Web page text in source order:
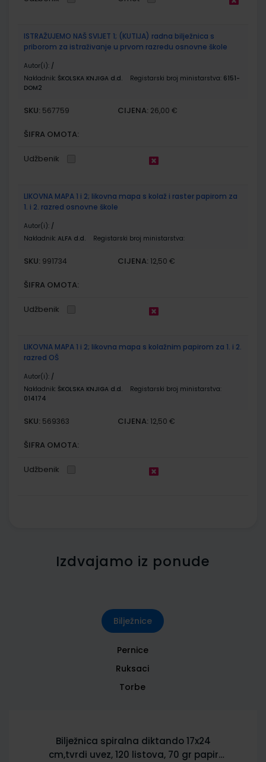
ISTRAŽUJEMO NAŠ SVIJET 1; (KUTIJA) radna bilježnica s
priborom za istraživanje u prvom razredu osnovne škole
Autor(i): /
Nakladnik: ŠKOLSKA KNJIGA d.d. Registarski broj ministarstva: 6151-
DOM2
SKU: 567759 CIJENA: 26,00 €
ŠIFRA OMOTA:
Udžbenik
LIKOVNA MAPA 1 i 2; likovna mapa s kolaž i raster papirom za
1. i 2. razred osnovne škole
Autor(i): /
Nakladnik: ALFA d.d. Registarski broj ministarstva:
SKU: 991734 CIJENA: 12,50 €
ŠIFRA OMOTA:
Udžbenik
LIKOVNA MAPA 1 i 2; likovna mapa s kolažnim papirom za 1. i 2.
razred OŠ
Autor(i): /
Nakladnik: ŠKOLSKA KNJIGA d.d.
Registarski broj ministarstva:
014174
SKU: 569363 CIJENA: 12,50 €
ŠIFRA OMOTA:
Udžbenik
Izdvajamo iz ponude
Bilježnice
Pernice
Ruksaci
Torbe
Bilježnica spiralna diktando 17x24
cm,tvrdi uvez, 120 listova, 70 gr papir